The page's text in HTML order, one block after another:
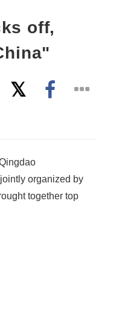
off,
organized by
together top